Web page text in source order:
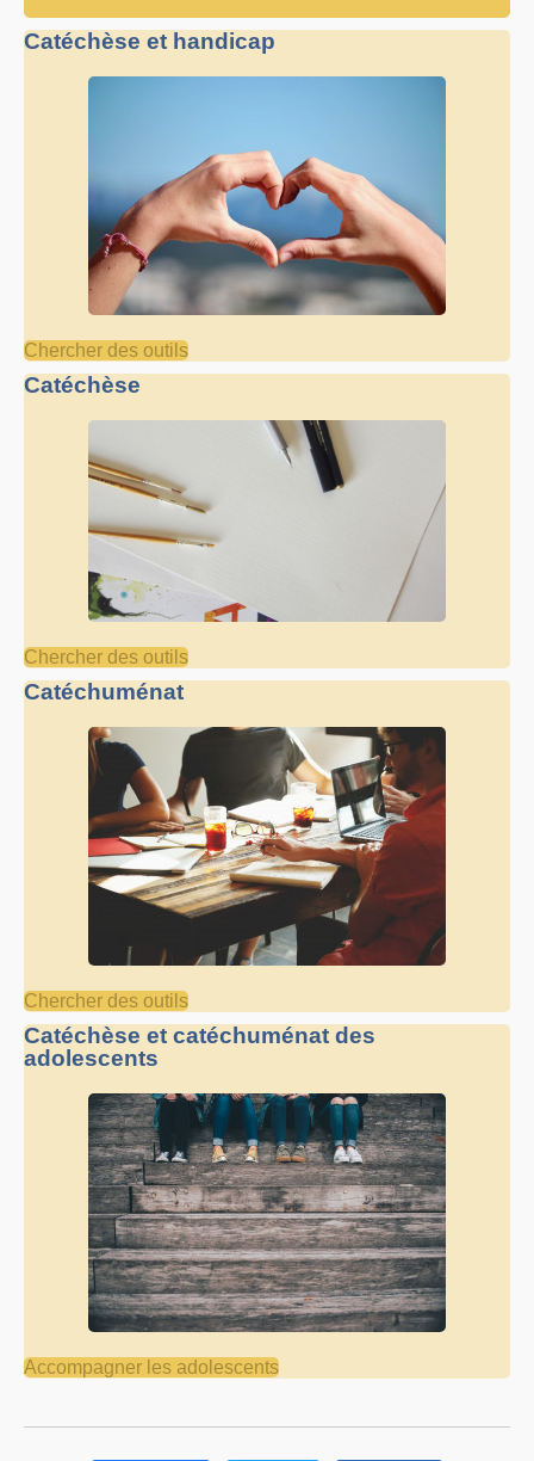
Catéchèse et handicap
Chercher des outils
Catéchèse
Chercher des outils
Catéchuménat
Chercher des outils
Catéchèse et catéchuménat des
adolescents
Accompagner les adolescents